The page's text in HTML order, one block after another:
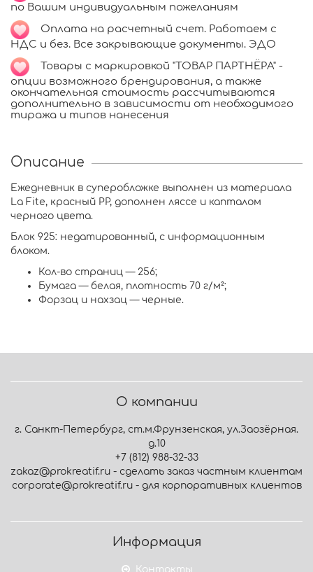
по Вашим индивидуальным пожеланиям
Оплата на расчетный счет. Работаем с
НДС и без. Все закрывающие документы. ЭДО
Товары с маркировкой "ТОВАР ПАРТНЁРА" -
опции возможного брендирования, а также
окончательная стоимость рассчитываются
дополнительно в зависимости от необходимого
тиража и типов нанесения
Описание
Ежедневник в суперобложке выполнен из материала
La Fite, красный РР, дополнен ляссе и капталом
черного цвета.
Блок 925: недатированный, с информационным
блоком.
Кол-во страниц — 256;
Бумага — белая, плотность 70 г/м²;
Форзац и нахзац — черные.
О компании
г. Санкт-Петербург, ст.м.Фрунзенская, ул.Заозёрная.
д.10
+7 (812) 988-32-33
zakaz@prokreatif.ru - сделать заказ частным клиентам
corporate@prokreatif.ru - для корпоративных клиентов
Информация
Контакты